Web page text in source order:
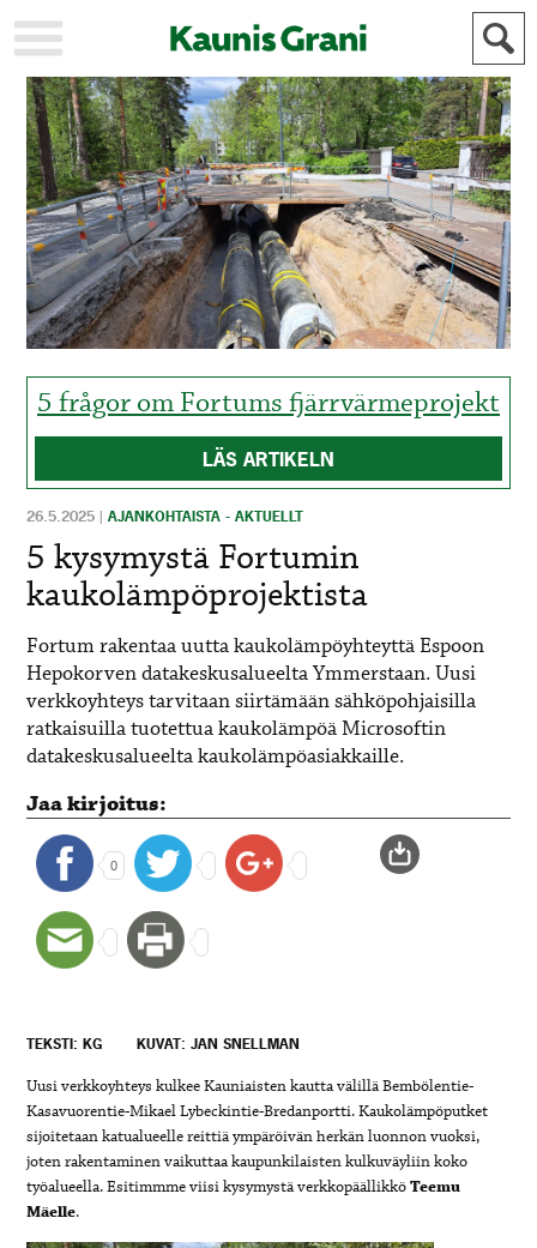
KAUPUNKI
STADEN
AJANKOHTAISTA
AKTUELLT
URHEILU
IDROTT
KULTTUURI
KULTUR
HISTORIA
HISTORIA
YLEINEN
ALLMÄN
MAINOSTAJILLE
FÖR
ANNONSÖRER
5 frågor om Fortums fjärrvärmeprojekt
LÄS ARTIKELN
26.5.2025 |AJANKOHTAISTA - AKTUELLT
5 kysymystä Fortumin
kaukolämpöprojektista
Fortum rakentaa uutta kaukolämpöyhteyttä Espoon
Hepokorven datakeskusalueelta Ymmerstaan. Uusi
verkkoyhteys tarvitaan siirtämään sähköpohjaisilla
ratkaisuilla tuotettua kaukolämpöä Microsoftin
datakeskusalueelta kaukolämpöasiakkaille.
Jaa kirjoitus:
0
TEKSTI: KG KUVAT: JAN SNELLMAN
Uusi verkkoyhteys kulkee Kauniaisten kautta välillä Bembölentie-
Kasavuorentie-Mikael Lybeckintie-Bredanportti. Kaukolämpöputket
sijoitetaan katualueelle reittiä ympäröivän herkän luonnon vuoksi,
joten rakentaminen vaikuttaa kaupunkilaisten kulkuväyliin koko
työalueella. Esitimmme viisi kysymystä verkkopäällikköTeemu
Mäelle.